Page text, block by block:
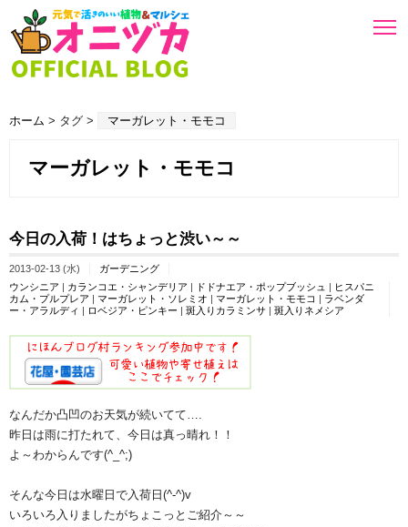
ホーム > タグ > マーガレット・モモコ
マーガレット・モモコ
今日の入荷！はちょっと渋い～～
2013-02-13 (水)
ガーデニング
ウンシニア | カランコエ・シャンデリア | ドドナエア・ポップブッシュ | ヒスパニ
カム・プルプレア | マーガレット・ソレミオ | マーガレット・モモコ | ラベンダ
ー・アラルディ | ロベジア・ピンキー | 斑入りカラミンサ | 斑入りネメシア
なんだか凸凹のお天気が続いてて….
昨日は雨に打たれて、今日は真っ晴れ！！
よ～わからんです(^_^;)
そんな今日は水曜日で入荷日(^-^)v
いろいろ入りましたがちょこっとご紹介～～